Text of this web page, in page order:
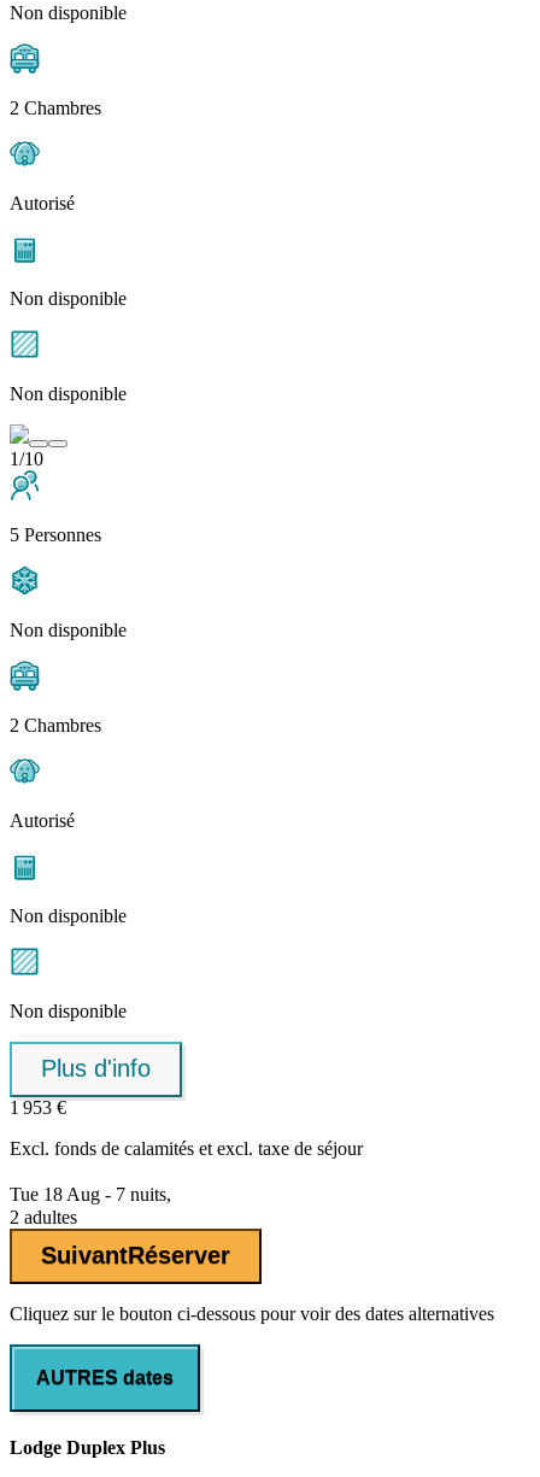
Non disponible
2 Chambres
Autorisé
Non disponible
Non disponible
1/10
5 Personnes
Non disponible
2 Chambres
Autorisé
Non disponible
Non disponible
Plus d'info
1 953 €
Excl. fonds de calamités et excl. taxe de séjour
Tue 18 Aug - 7 nuits,
2 adultes
SuivantRéserver
Cliquez sur le bouton ci-dessous pour voir des dates alternatives
AUTRES dates
Lodge Duplex Plus